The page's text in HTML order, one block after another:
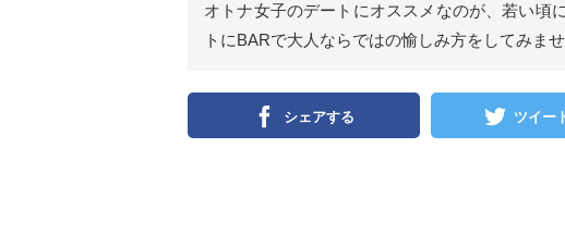
オトナ女子のデートにオススメなのが、若い頃
トにBARで大人ならではの愉しみ方をしてみま
シェアする ツイー